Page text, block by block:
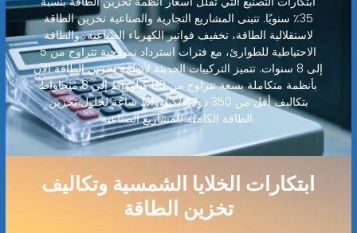
35٪ سنويًا. تتبنى المشاريع التجارية والصناعية تخزين الطاقة
لاستقلالية الطاقة، تخفيف فواتير الكهرباء الصناعية، والطاقة
الاحتياطية للطوارئ، مع فترات استرداد نموذجية تتراوح من 5
إلى 8 سنوات. تتميز التركيبات الحديثة لأنظمة تخزين الطاقة الآن
بأنظمة متكاملة بسعة تتراوح من 80 كيلوواط إلى 8 ميجاواط
بتكاليف أقل من 350 دولارًا/كيلوواط ساعة لحلول تخزين
الطاقة الكاملة للمشاريع الصناعية.
ابتكارات الخلايا الشمسية وتكاليف
تخزين الطاقة